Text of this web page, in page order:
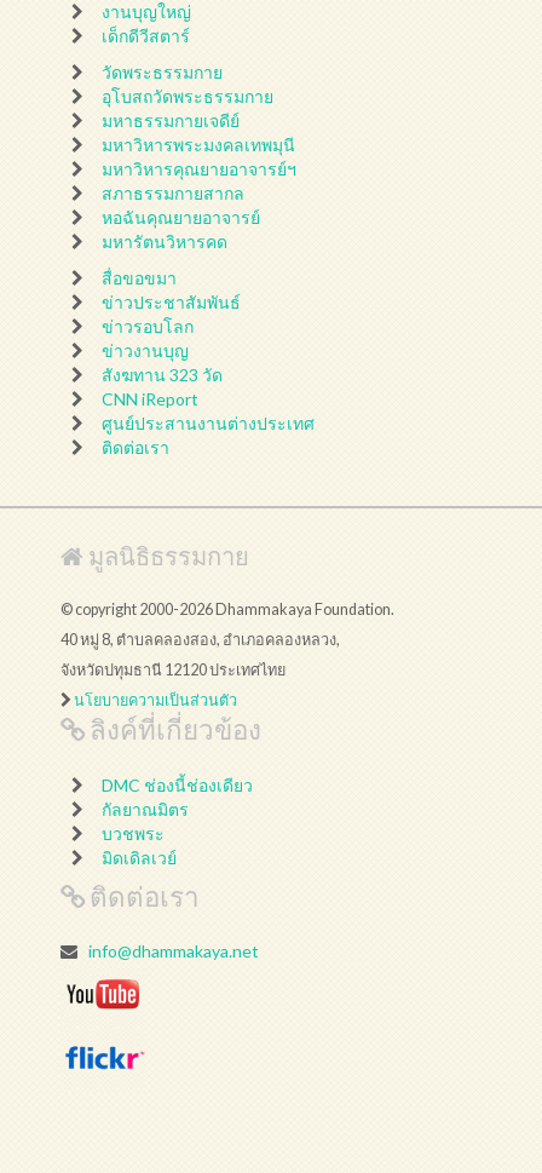
งานบุญใหญ่
เด็กดีวีสตาร์
วัดพระธรรมกาย
อุโบสถวัดพระธรรมกาย
มหาธรรมกายเจดีย์
มหาวิหารพระมงคลเทพมุนี
มหาวิหารคุณยายอาจารย์ฯ
สภาธรรมกายสากล
หอฉันคุณยายอาจารย์
มหารัตนวิหารคด
สื่อขอขมา
ข่าวประชาสัมพันธ์
ข่าวรอบโลก
ข่าวงานบุญ
สังฆทาน 323 วัด
CNN iReport
ศูนย์ประสานงานต่างประเทศ
ติดต่อเรา
มูลนิธิธรรมกาย
© copyright 2000-2026 Dhammakaya Foundation.
40 หมู่ 8, ตำบลคลองสอง, อำเภอคลองหลวง,
จังหวัดปทุมธานี 12120 ประเทศไทย
นโยบายความเป็นส่วนตัว
ลิงค์ที่เกี่ยวข้อง
DMC ช่องนี้ช่องเดียว
กัลยาณมิตร
บวชพระ
มิดเดิลเวย์
ติดต่อเรา
info@dhammakaya.net